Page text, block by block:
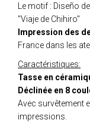
Le motif : Diseño
"Viaje de Chihiro"
Impression des
France dans les
Caractéristiques:
Tasse en
Déclinée en 8
Avec survêtement
impressions.